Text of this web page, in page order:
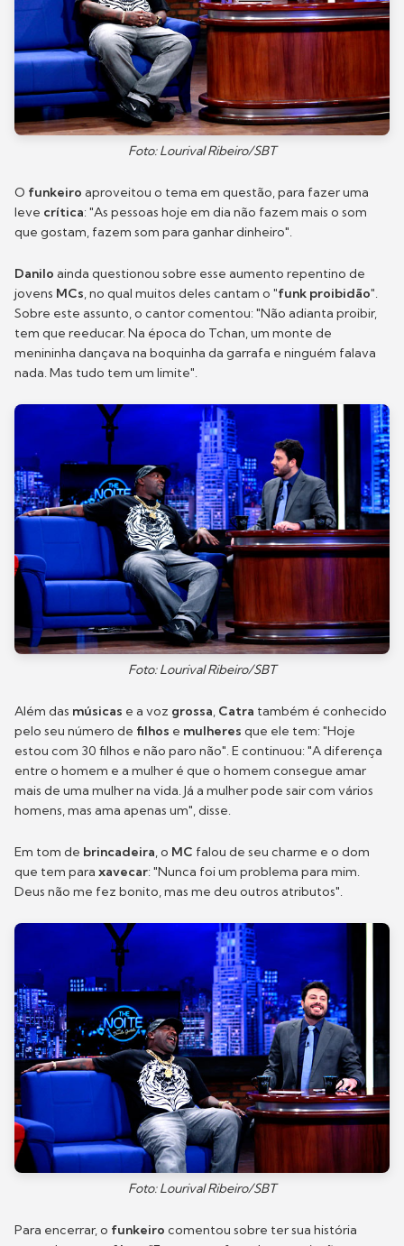
Foto: Lourival Ribeiro/SBT
O funkeiro aproveitou o tema em questão, para fazer uma
leve crítica: "As pessoas hoje em dia não fazem mais o som
que gostam, fazem som para ganhar dinheiro".
Danilo ainda questionou sobre esse aumento repentino de
jovens MCs, no qual muitos deles cantam o "funk proibidão".
Sobre este assunto, o cantor comentou: "Não adianta proibir,
tem que reeducar. Na época do Tchan, um monte de
menininha dançava na boquinha da garrafa e ninguém falava
nada. Mas tudo tem um limite".
Foto: Lourival Ribeiro/SBT
Além das músicas e a voz grossa, Catra também é conhecido
pelo seu número de filhos e mulheres que ele tem: "Hoje
estou com 30 filhos e não paro não". E continuou: "A diferença
entre o homem e a mulher é que o homem consegue amar
mais de uma mulher na vida. Já a mulher pode sair com vários
homens, mas ama apenas um", disse.
Em tom de brincadeira, o MC falou de seu charme e o dom
que tem para xavecar: "Nunca foi um problema para mim.
Deus não me fez bonito, mas me deu outros atributos".
Foto: Lourival Ribeiro/SBT
Para encerrar, o funkeiro comentou sobre ter sua história